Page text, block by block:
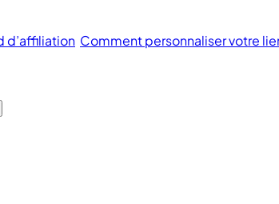
d’affiliation Comment personnaliser votre